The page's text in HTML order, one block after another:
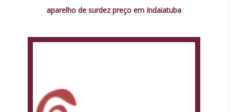
aparelho de surdez preço em Indaiatuba